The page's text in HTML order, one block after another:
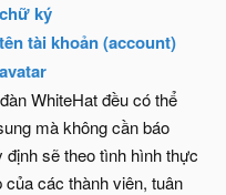
ký
tài khoản (account)
WhiteHat đều có thể
mà không cần báo
sẽ theo tình hình thực
các thành viên, tuân